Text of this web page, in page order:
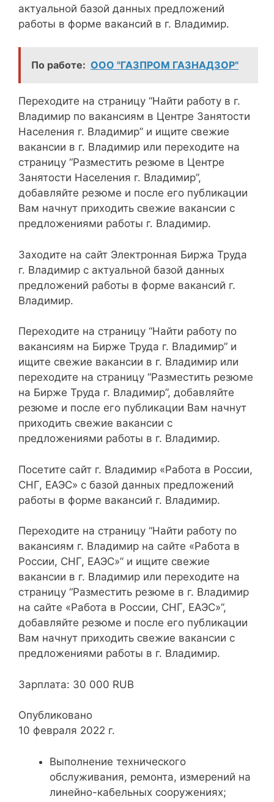
актуальной базой данных предложений
работы в форме вакансий в г. Владимир.
По работе: ООО "ГАЗПРОМ ГАЗНАДЗОР"
Переходите на страницу “Найти работу в г.
Владимир по вакансиям в Центре Занятости
Населения г. Владимир” и ищите свежие
вакансии в г. Владимир или переходите на
страницу “Разместить резюме в Центре
Занятости Населения г. Владимир”,
добавляйте резюме и после его публикации
Вам начнут приходить свежие вакансии с
предложениями работы г. Владимир.
Заходите на сайт Электронная Биржа Труда
г. Владимир с актуальной базой данных
предложений работы в форме вакансий г.
Владимир.
Переходите на страницу “Найти работу по
вакансиям на Бирже Труда г. Владимир” и
ищите свежие вакансии в г. Владимир или
переходите на страницу “Разместить резюме
на Бирже Труда г. Владимир”, добавляйте
резюме и после его публикации Вам начнут
приходить свежие вакансии с
предложениями работы в г. Владимир.
Посетите сайт г. Владимир «Работа в России,
СНГ, ЕАЭС» с базой данных предложений
работы в форме вакансий г. Владимир.
Переходите на страницу “Найти работу по
вакансиям г. Владимир на сайте «Работа в
России, СНГ, ЕАЭС»” и ищите свежие
вакансии в г. Владимир или переходите на
страницу “Разместить резюме в г. Владимир
на сайте «Работа в России, СНГ, ЕАЭС»”,
добавляйте резюме и после его публикации
Вам начнут приходить свежие вакансии с
предложениями работы в г. Владимир.
Зарплата: 30 000 RUB
Опубликовано
10 февраля 2022 г.
Выполнение технического
обслуживания, ремонта, измерений на
линейно-кабельных сооружениях;